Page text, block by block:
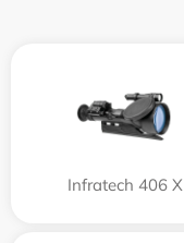
Infratech 406 Х